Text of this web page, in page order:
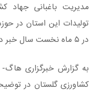
مدیریت باغبانی جهاد
در ۵ ماه نخست سال خبر داد.
به گزارش خبرگزاری
کشاورزی گلستان در